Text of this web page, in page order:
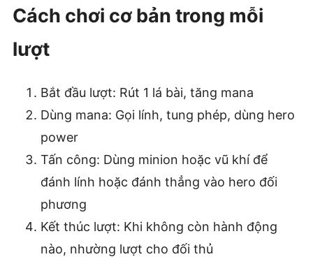
Cách chơi cơ bản trong mỗi
lượt
Bắt đầu lượt: Rút 1 lá bài, tăng mana
Dùng mana: Gọi lính, tung phép, dùng hero
power
Tấn công: Dùng minion hoặc vũ khí để
đánh lính hoặc đánh thẳng vào hero đối
phương
Kết thúc lượt: Khi không còn hành động
nào, nhường lượt cho đối thủ